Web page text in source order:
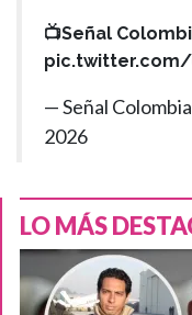
📺Señal
pic.twitter.com/
— Señal
2026
LO MÁS